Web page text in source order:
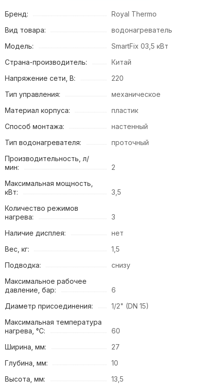
Бренд:
Royal Thermo
Вид товара:
водонагреватель
Модель:
SmartFix 03,5 кВт
Страна-производитель:
Китай
Напряжение сети, В:
220
Тип управления:
механическое
Материал корпуса:
пластик
Способ монтажа:
настенный
Тип водонагревателя:
проточный
Производительность, л/
мин:
2
Максимальная мощность,
кВт:
3,5
Количество режимов
нагрева:
3
Наличие дисплея:
нет
Вес, кг:
1,5
Подводка:
снизу
Максимальное рабочее
давление, бар:
6
Диаметр присоединения:
1/2" (DN 15)
Максимальная температура
нагрева, °С:
60
Ширина, мм:
27
Глубина, мм:
10
Высота, мм:
13,5